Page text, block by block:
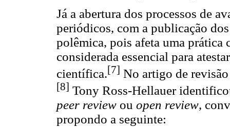
Já a abertura dos processos de
periódicos, com a publicação
polêmica, pois afeta uma prática
considerada essencial para
científica.[7] No artigo de
[8] Tony Ross-Hellauer
peer review ou open review,
propondo a seguinte: